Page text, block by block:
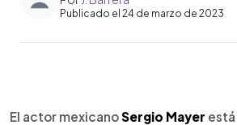
Publicado el 24 de marzo de 2023
Escuchar artículo
El actor mexicanoSergio Mayer